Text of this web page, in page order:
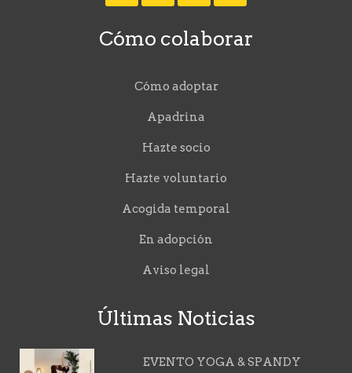
Cómo colaborar
Cómo adoptar
Apadrina
Hazte socio
Hazte voluntario
Acogida temporal
En adopción
Aviso legal
Últimas Noticias
EVENTO YOGA & SPANDY